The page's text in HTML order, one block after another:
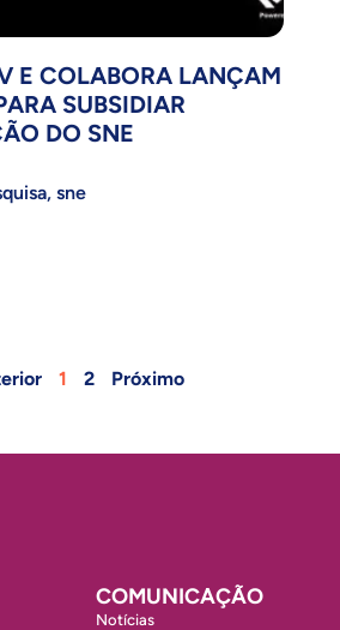
E COLABORA LANÇAM
SUBSIDIAR
DO SNE
, sne
1 2 Próximo
COMUNICAÇÃO
Notícias